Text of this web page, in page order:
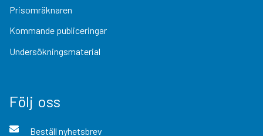
Prisomräknaren
Kommande publiceringar
Undersökningsmaterial
Följ oss
Beställ nyhetsbrev